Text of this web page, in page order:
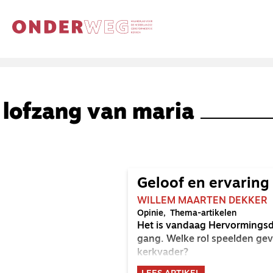
lofzang van maria
Geloof en
WILLEM MAARTEN DEKKER
Opinie Thema-artikelen
Het is vandaag
gang. Welke rol speelden
kerkvader?